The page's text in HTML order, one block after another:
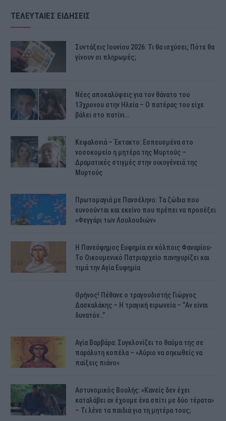
ΤΕΛΕΥΤΑΙΕΣ ΕΙΔΗΣΕΙΣ
Συντάξεις Ιουνίου 2026: Τι θα ισχύσει; Πότε θα
γίνουν οι πληρωμές;
Νέες αποκαλύψεις για τον θάνατο του
13χρονου στην Ηλεία – Ο πατέρας του είχε
βάλει στο πατίνι…
Κεφαλονιά – Έκτακτο: Εσπευσμένα στο
νοσοκομείο η μητέρα της Μυρτούς –
Δραματικές στιγμές στην οικογένειά της
Μυρτούς
Πρωτομαγιά με Πανσέληνο: Τα ζώδια που
ευνοούνται και εκείνο που πρέπει να προσέξει
«Φεγγάρι των Λουλουδιών»
H Πανεύφημος Ευφημία εν κόλποις Φαναρίου-
Το Οικουμενικό Πατριαρχείο πανηγυρίζει και
τιμά την Αγία Ευφημία
Θρήνος! Πέθανε ο τραγουδιστής Γιώργος
Δασκαλάκης – Η τραγική ειρωνεία – “Αν είναι
δυνατόν…”
Αγία Βαρβάρα: Συγκλονίζει το θαύμα της σε
παράλυτη κοπέλα – «Αύριο να σηκωθείς να
παίξεις πιάνο»
Αστυνομικός Bουλής: «Κανείς δεν έχει
καταλάβει αν έχουμε ένα σπίτι με δύο τέρατα»
– Τι λένε τα παιδιά για τη μητέρα τους;